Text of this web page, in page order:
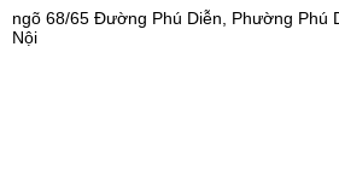
ngõ 68/65 Đường Phú Diễn, Phường Phú
Nội